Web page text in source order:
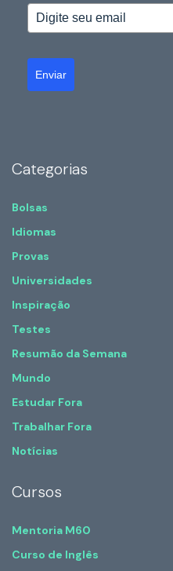
Enviar
Categorias
Bolsas
Idiomas
Provas
Universidades
Inspiração
Testes
Resumão da Semana
Mundo
Estudar Fora
Trabalhar Fora
Notícias
Cursos
Mentoria M60
Curso de Inglês